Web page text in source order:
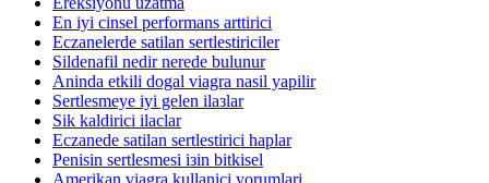
En iyi cinsel performans arttirici
Eczanelerde satilan sertlestiriciler
Sildenafil nedir nerede bulunur
Aninda etkili dogal viagra nasil yapilir
Sertlesmeye iyi gelen ilaзlar
Sik kaldirici ilaclar
Eczanede satilan sertlestirici haplar
Penisin sertlesmesi iзin bitkisel
Amerikan viagra kullanici yorumlari